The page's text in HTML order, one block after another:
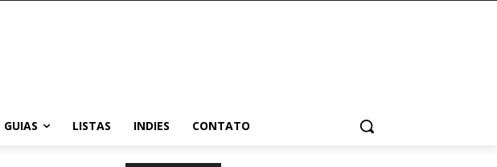
GUIAS LISTAS INDIES CONTATO